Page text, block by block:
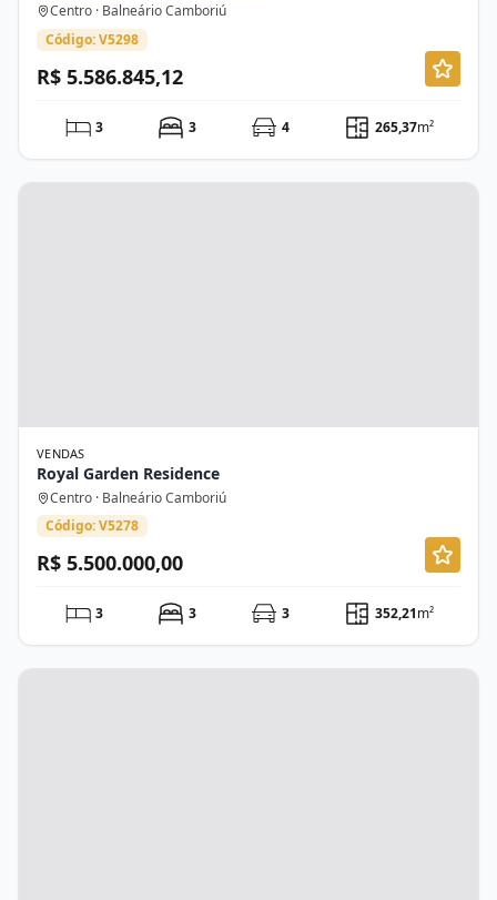
Centro · Balneário Camboriú
Código: V5298
R$ 5.586.845,12
3 3 4 265,37m²
VENDAS
Royal Garden Residence
Centro · Balneário Camboriú
Código: V5278
R$ 5.500.000,00
3 3 3 352,21m²